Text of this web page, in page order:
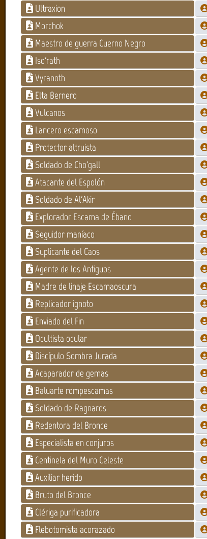
Ultraxion
Morchok
Maestro de guerra Cuerno Negro
Iso'rath
Vyranoth
Elta Bernero
Vulcanos
Lancero escamoso
Protector altruista
Soldado de Cho'gall
Atacante del Espolón
Soldado de Al'Akir
Explorador Escama de Ébano
Seguidor maníaco
Suplicante del Caos
Agente de los Antiguos
Madre de linaje Escamaoscura
Replicador ignoto
Enviado del Fin
Ocultista ocular
Discípulo Sombra Jurada
Acaparador de gemas
Baluarte rompescamas
Soldado de Ragnaros
Redentora del Bronce
Especialista en conjuros
Centinela del Muro Celeste
Auxiliar herido
Bruto del Bronce
Clériga purificadora
Flebotomista acorazado